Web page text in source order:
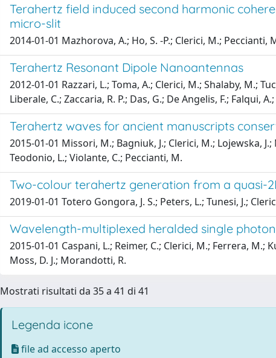
Terahertz field induced second harmonic
micro-slit
2014-01-01 Mazhorova, A.; Ho, S. -P.; Clerici, M.; Peccianti,
Terahertz Resonant Dipole Nanoantennas
2012-01-01 Razzari, L.; Toma, A.; Clerici, M.; Shalaby, M.;
Liberale, C.; Zaccaria, R. P.; Das, G.; De Angelis, F.; Falqui,
Terahertz waves for ancient manuscripts
2015-01-01 Missori, M.; Bagniuk, J.; Clerici, M.; Lojewska,
Teodonio, L.; Violante, C.; Peccianti, M.
Two-colour terahertz generation from a quasi-
2019-01-01 Totero Gongora, J. S.; Peters, L.; Tunesi, J.;
Wavelength-multiplexed heralded single
2015-01-01 Caspani, L.; Reimer, C.; Clerici, M.; Ferrera, M.;
Moss, D. J.; Morandotti, R.
Mostrati risultati da 35 a 41 di 41
Legenda icone
file ad accesso aperto